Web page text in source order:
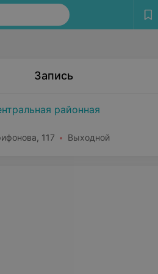
Запись
районная
117 Выходной